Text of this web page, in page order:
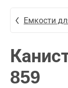
Емкости
859